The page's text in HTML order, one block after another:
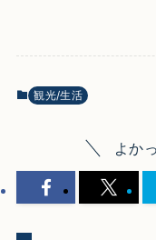
観光/生活
よか